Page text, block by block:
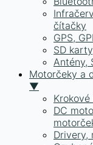
čítačky
GPS,
SD
Antény,
Motorčeky a
▼
DC
Drivery,